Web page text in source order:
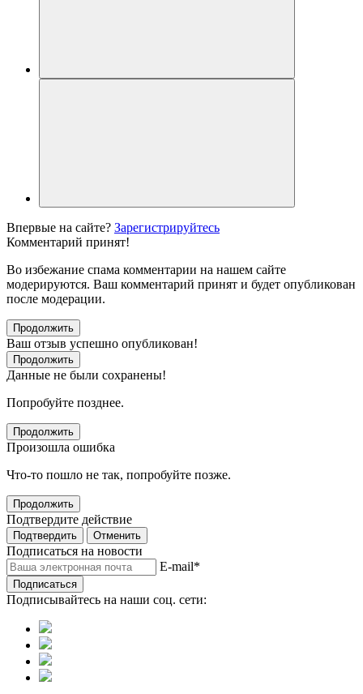
Впервые на сайте? Зарегистрируйтесь
Комментарий принят!
Во избежание спама комментарии на нашем сайте
модерируются. Ваш комментарий принят и будет опубликован
после модерации.
Продолжить
Ваш отзыв успешно опубликован!
Продолжить
Данные не были сохранены!
Попробуйте позднее.
Продолжить
Произошла ошибка
Что-то пошло не так, попробуйте позже.
Продолжить
Подтвердите действие
Подтвердить Отменить
Подписаться на новости
E-mail*
Подписаться
Подписывайтесь на наши соц. сети: